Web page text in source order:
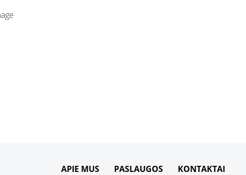
APIE MUS PASLAUGOS KONTAKTAI